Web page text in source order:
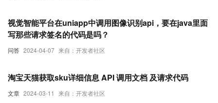
问答 2024-04-07 来自：开发者社区
视觉智能平台在uniapp中调用图像识别api，要在java里面
写那些请求签名的代码是吗？
文章 2024-03-11 来自：开发者社区
淘宝天猫获取sku详细信息 API 调用文档 及请求代码